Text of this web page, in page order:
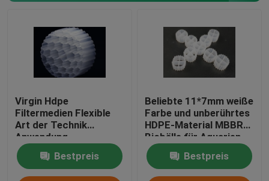
Virgin Hdpe
Filtermedien Flexible
Art der Technik
Anwendung
Stoßbeständigkeit
Bestpreis
Beliebte 11*7mm weiße
Farbe und unberührtes
HDPE-Material MBBR
Biobälle für Aquarien
Bestpreis